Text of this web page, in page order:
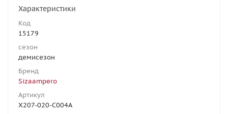
Характеристики
Код
15179
сезон
демисезон
Бренд
Sizaampero
Артикул
X207-020-C004A